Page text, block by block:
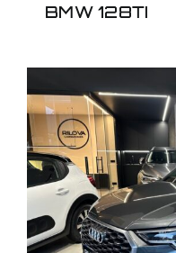
BMW 128TI
AUDI